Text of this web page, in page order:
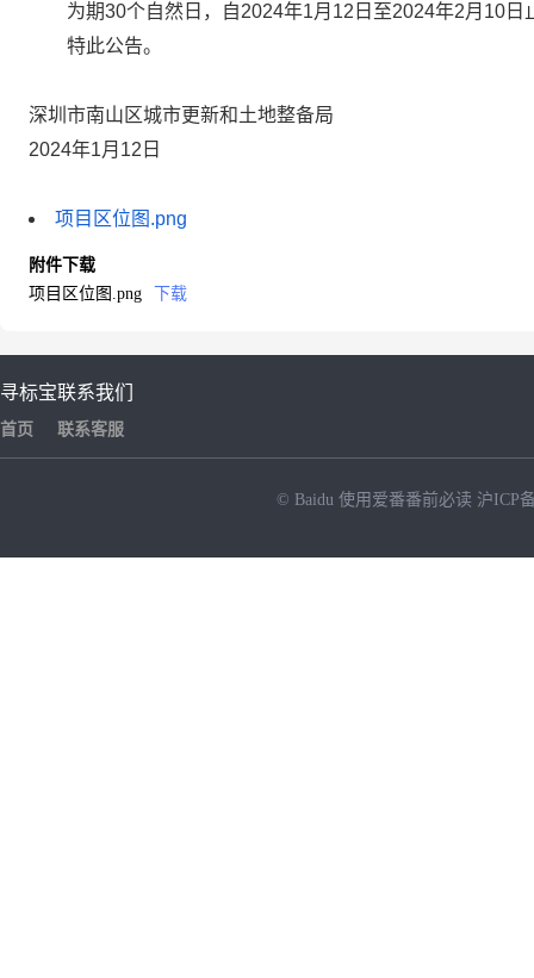
为期30个自然日，自2024年1月12日至2024年2月10日
特此公告。
深圳市南山区城市更新和土地整备局
2024年1月12日
项目区位图.png
附件下载
项目区位图.png
下载
寻标宝
首页
联系我们
联系客服
© Baidu 使用爱番番前必读 沪ICP